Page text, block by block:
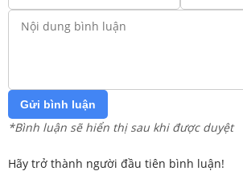
Gửi bình luận
*Bình luận sẽ hiển thị sau khi được duyệt
Hãy trở thành người đầu tiên bình luận!